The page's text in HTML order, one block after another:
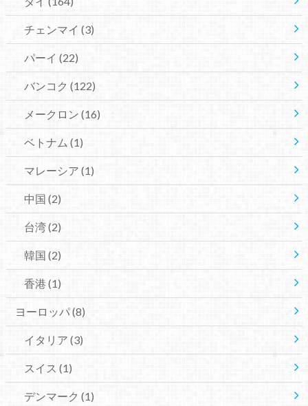
チェンマイ (3)
パーイ (22)
バンコク (122)
メークロン (16)
ベトナム (1)
マレーシア (1)
中国 (2)
台湾(2)
韓国 (2)
香港 (1)
ヨーロッパ(8)
イタリア (3)
スイス (1)
デンマーク (1)